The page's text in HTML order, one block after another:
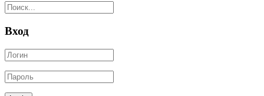
Вход